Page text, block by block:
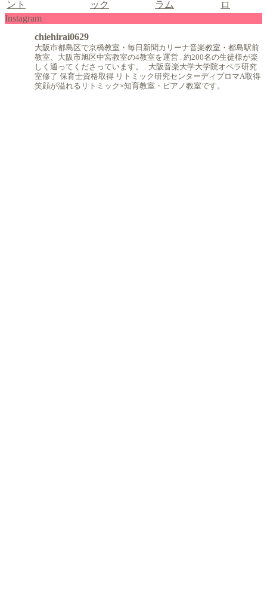
Instagram
chiehirai0629
大阪市都島区で京橋教室・毎日新聞カリーナ音楽教室・都島駅前
教室、大阪市旭区中宮教室の4教室を運営 . 約200名の生徒様が楽
しく通ってくださっています。
. 大阪音楽大学大学院オペラ研究
室修了 保育士資格取得 リトミック研究センターディプロマA取得
笑顔が溢れるリトミック×知育教室・ピアノ教室です。